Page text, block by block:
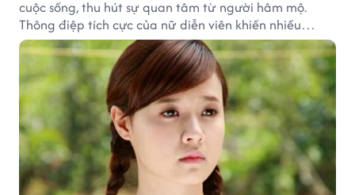
cuộc sống, thu hút sự quan tâm từ người hâm mộ.
Thông điệp tích cực của nữ diễn viên khiến nhiều
người đồng cảm khi nhìn lại hành trình sự nghiệp và
hạnh phúc hiện tại của cô.